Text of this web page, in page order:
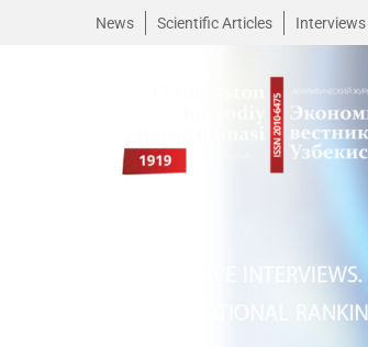
News Scientific Articles Interviews